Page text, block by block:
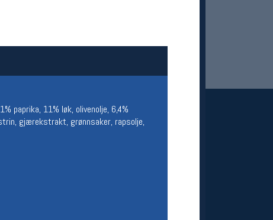
paprika, 11% løk, olivenolje, 6,4%
gjærekstrakt, grønnsaker, rapsolje,